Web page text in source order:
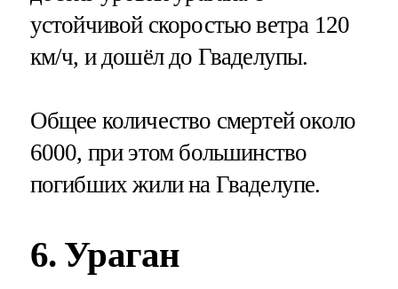
устойчивой скоростью ветра 120
км/ч, и дошёл до Гваделупы.
Общее количество смертей около
6000, при этом большинство
погибших жили на Гваделупе.
6. Ураган